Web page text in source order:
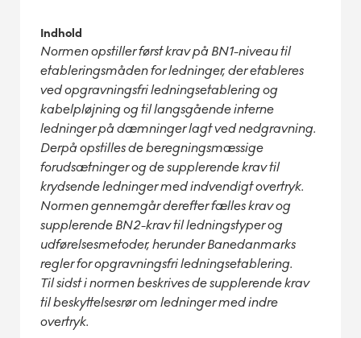
Indhold
Normen opstiller først krav på BN1-niveau til
etableringsmåden for ledninger, der etableres
ved opgravningsfri ledningsetablering og
kabelpløjning og til langsgående interne
ledninger på dæmninger lagt ved nedgravning.
Derpå opstilles de beregningsmæssige
forudsætninger og de supplerende krav til
krydsende ledninger med indvendigt overtryk.
Normen gennemgår derefter fælles krav og
supplerende BN2-krav til ledningstyper og
udførelsesmetoder, herunder Banedanmarks
regler for opgravningsfri ledningsetablering.
Til sidst i normen beskrives de supplerende krav
til beskyttelsesrør om ledninger med indre
overtryk.